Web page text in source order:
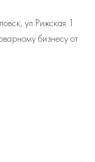
ул Рижская 1
бизнесу от